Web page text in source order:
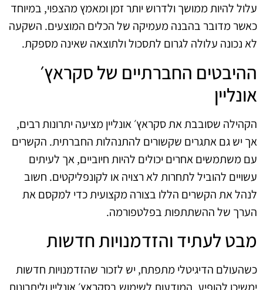
עלול להיות ממושך ולדרוש יותר זמן ומאמץ מהצפוי, במיוחד
כאשר מדובר בהבנה מעמיקה של הכלים המוצעים. השקעה
לא נכונה עלולה לגרום לתסכול ולתוצאה שאינה מספקת.
ההיבטים החברתיים של סקראץ׳
אונליין
הקהילה שסובבת את סקראץ׳ אונליין מציעה יתרונות רבים,
אך יש גם אתגרים שקשורים להתנהלות החברתית. הקשרים
עם משתמשים אחרים יכולים להיות חיוביים, אך לעיתים
עשויים להוביל לתחרות לא רצויה או לקונפליקטים. חשוב
לנהל את הקשרים הללו בצורה מקצועית כדי למקסם את
הערך של ההשתתפות בפלטפורמה.
מבט לעתיד והזדמנויות חדשות
כשהעולם הדיגיטלי מתפתח, יש לזכור שהזדמנויות חדשות